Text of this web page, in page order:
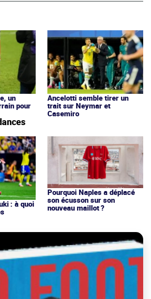
un
pour
Ancelotti semble tirer un
trait sur Neymar et
Casemiro
: à quoi
Pourquoi Naples a déplacé
son écusson sur son
nouveau maillot ?